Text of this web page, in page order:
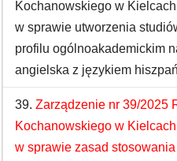
Kochanowskiego w
w sprawie utworzenia
profilu ogólnoakademickim
angielska z językiem
39. Zarządzenie nr 39/2025
Kochanowskiego w
w sprawie zasad